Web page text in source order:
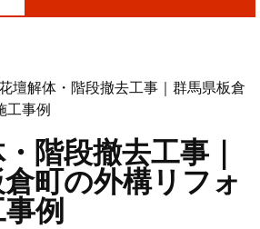
壇解体・階段撤去工事｜群馬県板倉
工事例
階段撤去工事｜
町の外構リフォ
例